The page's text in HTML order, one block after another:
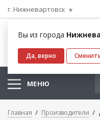
г. Нижневартовск
Вы из города
Да, верно
МЕНЮ
Главная Производители